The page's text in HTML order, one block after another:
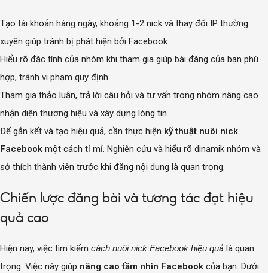
Tạo tài khoản hàng ngày, khoảng 1-2 nick và thay đổi IP thường
xuyên giúp tránh bị phát hiện bởi Facebook.
Hiểu rõ đặc tính của nhóm khi tham gia giúp bài đăng của bạn phù
hợp, tránh vi phạm quy định.
Tham gia thảo luận, trả lời câu hỏi và tư vấn trong nhóm nâng cao
nhận diện thương hiệu và xây dựng lòng tin.
Để gắn kết và tạo hiệu quả, cần thực hiện kỹ thuật nuôi nick
Facebook một cách tỉ mỉ. Nghiên cứu và hiểu rõ dinamik nhóm và
sở thích thành viên trước khi đăng nội dung là quan trọng.
Chiến lược đăng bài và tương tác đạt hiệu
quả cao
Hiện nay, việc tìm kiếm cách nuôi nick Facebook hiệu quả là quan
trọng. Việc này giúp nâng cao tầm nhìn Facebook của bạn. Dưới